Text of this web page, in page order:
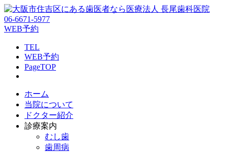
06-6671-5977
WEB予約
TEL
WEB予約
PageTOP
ホーム
当院について
ドクター紹介
診療案内
むし歯
歯周病